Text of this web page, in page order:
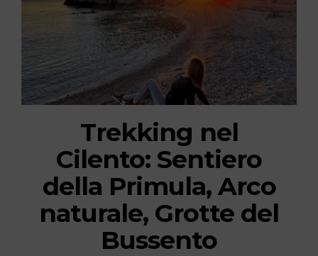
Trekking nel
Cilento: Sentiero
della Primula, Arco
naturale, Grotte del
Bussento